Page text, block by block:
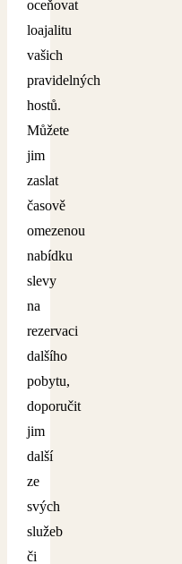
oceňovat
loajalitu
vašich
pravidelných
hostů.
Můžete
jim
zaslat
časově
omezenou
nabídku
slevy
na
rezervaci
dalšího
pobytu,
doporučit
jim
další
ze
svých
služeb
či